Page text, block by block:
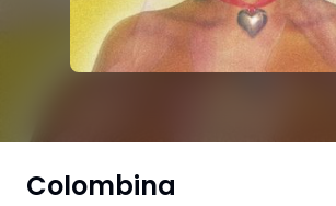
Colombina